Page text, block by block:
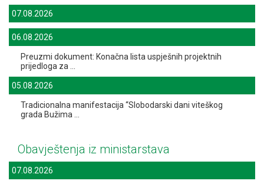
07.08.2026
06.08.2026
Preuzmi dokument: Konačna lista uspješnih projektnih
prijedloga za ...
05.08.2026
Tradicionalna manifestacija “Slobodarski dani viteškog
grada Bužima ...
Obavještenja iz ministarstava
07.08.2026